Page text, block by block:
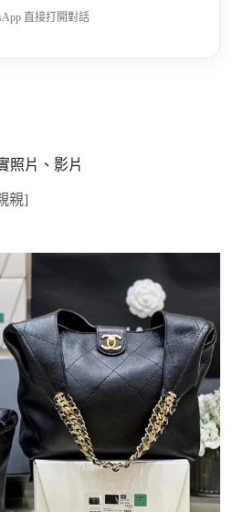
直接打開對話
照片、影片
親]